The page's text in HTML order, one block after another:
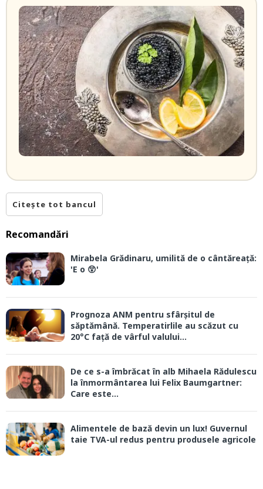
Citește tot bancul
Recomandări
Mirabela Grădinaru, umilită de o cântăreață:
'E o 😲'
Prognoza ANM pentru sfârșitul de
săptămână. Temperatirlile au scăzut cu
20°C față de vârful valului...
De ce s-a îmbrăcat în alb Mihaela Rădulescu
la înmormântarea lui Felix Baumgartner:
Care este...
Alimentele de bază devin un lux! Guvernul
taie TVA-ul redus pentru produsele agricole